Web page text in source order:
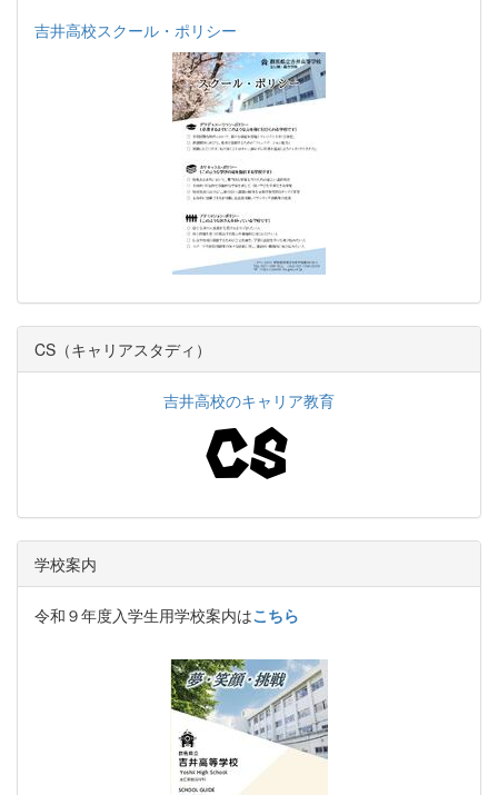
吉井高校スクール・ポリシー
CS（キャリアスタディ）
吉井高校のキャリア教育
学校案内
令和９年度入学生用学校案内はこちら